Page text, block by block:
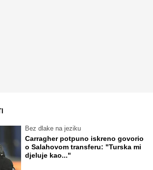
Bez dlake na jeziku
Carragher potpuno iskreno govorio
o Salahovom transferu: "Turska mi
djeluje kao..."